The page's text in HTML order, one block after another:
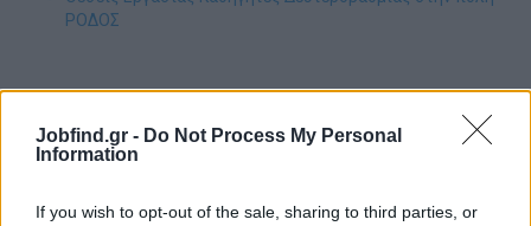
Jobfind.gr - Do Not Process My Personal
Information
If you wish to opt-out of the sale, sharing to third parties, or
ΡΟΔΟΣ
Θέσεις Εργασίας Εκπαίδευση στην πόλη
ΧΑΛΚΙΔΙΚΗ
ΧΑΛΚΙΔΙΚΗ